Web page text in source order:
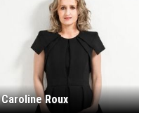
Caroline Roux